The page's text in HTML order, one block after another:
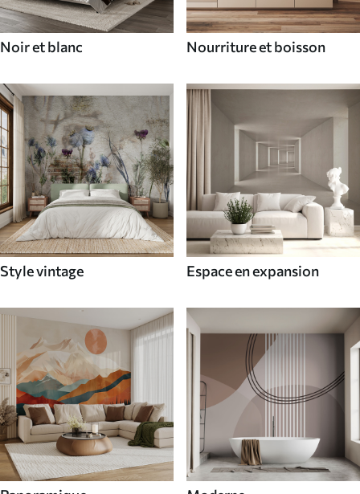
Noir et blanc Nourriture et boisson
Style vintage Espace en expansion